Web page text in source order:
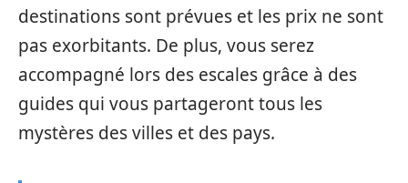
destinations sont prévues et les prix ne sont
pas exorbitants. De plus, vous serez
accompagné lors des escales grâce à des
guides qui vous partageront tous les
mystères des villes et des pays.